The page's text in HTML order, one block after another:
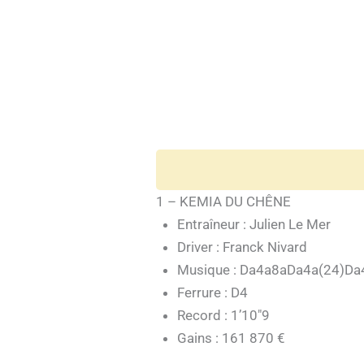
1 – KEMIA DU CHÊNE
Entraîneur : Julien Le Mer
Driver : Franck Nivard
Musique :
Ferrure : D4
Record : 1’10″9
Gains : 161 870 €